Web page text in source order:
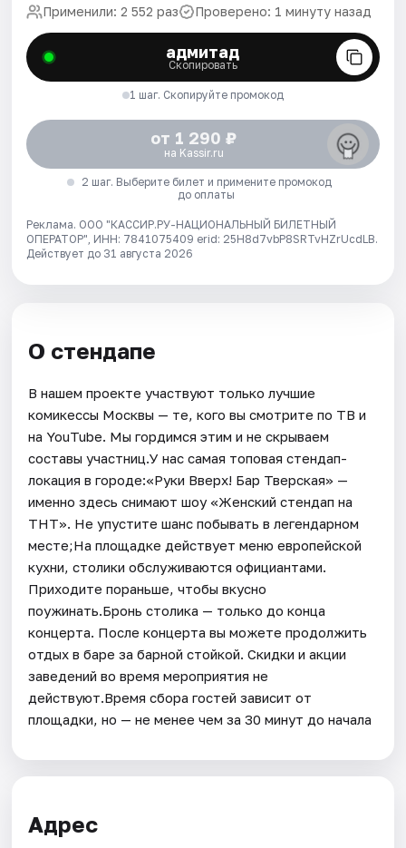
Применили: 2 552 раз Проверено: 1 минуту назад
адмитад
Скопировать
1 шаг. Скопируйте промокод
от 1 290 ₽
на Kassir.ru
2 шаг. Выберите билет и примените промокод
до оплаты
Реклама. ООО "КАССИР.РУ-НАЦИОНАЛЬНЫЙ БИЛЕТНЫЙ
ОПЕРАТОР", ИНН: 7841075409 erid: 25H8d7vbP8SRTvHZrUcdLB.
Действует до 31 августа 2026
О стендапе
В нашем проекте участвуют только лучшие
комикессы Москвы — те, кого вы смотрите по ТВ и
на YouTube. Мы гордимся этим и не скрываем
составы участниц.У нас самая топовая стендап-
локация в городе:«Руки Вверх! Бар Тверская» —
именно здесь снимают шоу «Женский стендап на
ТНТ». Не упустите шанс побывать в легендарном
месте;На площадке действует меню европейской
кухни, столики обслуживаются официантами.
Приходите пораньше, чтобы вкусно
поужинать.Бронь столика — только до конца
концерта. После концерта вы можете продолжить
отдых в баре за барной стойкой. Скидки и акции
заведений во время мероприятия не
действуют.Время сбора гостей зависит от
площадки, но — не менее чем за 30 минут до начала
Адрес